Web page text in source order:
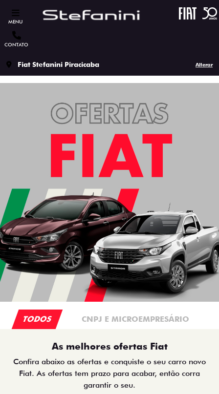
MENU
CONTATO
Fiat Stefanini Piracicaba Alterar
TODOS CNPJ E MICROEMPRESÁRIO
As melhores ofertas Fiat
Confira abaixo as ofertas e conquiste o seu carro novo
Fiat. As ofertas tem prazo para acabar, então corra
garantir o seu.